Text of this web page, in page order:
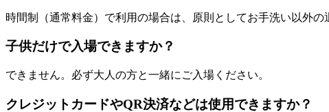
時間制（通常料金）で利用の場合は、原則としてお手洗い以外
子供だけで入場できますか？
できません。必ず大人の方と一緒にご入場ください。
クレジットカードやQR決済などは使用できますか？